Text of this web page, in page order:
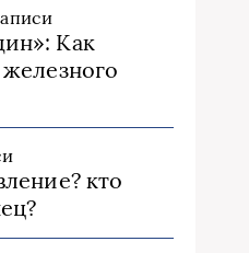
Как
кто